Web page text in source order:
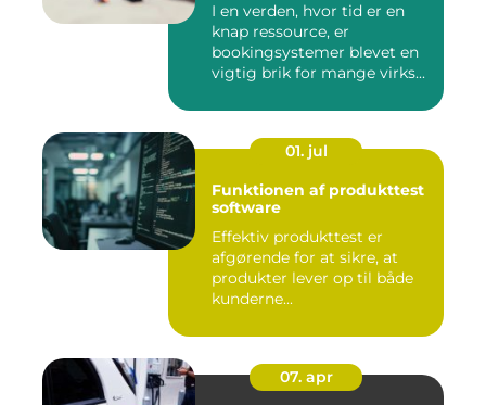
I en verden, hvor tid er en
knap ressource, er
bookingsystemer blevet en
vigtig brik for mange virks...
01. jul
Funktionen af produkttest
software
Effektiv produkttest er
afgørende for at sikre, at
produkter lever op til både
kunderne...
07. apr